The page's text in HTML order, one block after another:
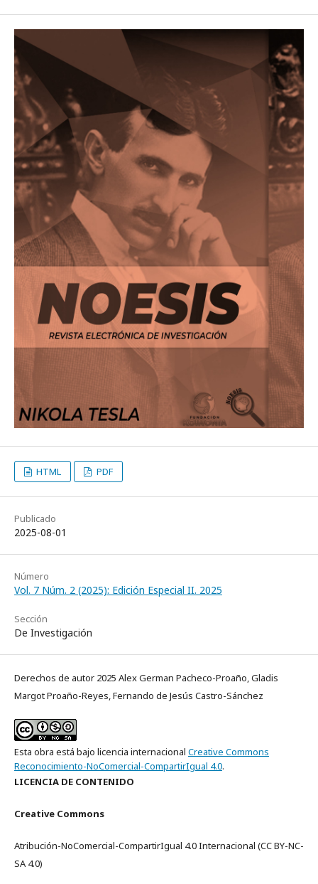
HTML PDF
Publicado
2025-08-01
Número
Vol. 7 Núm. 2 (2025): Edición Especial II. 2025
Sección
De Investigación
Derechos de autor 2025 Alex German Pacheco-Proaño, Gladis
Margot Proaño-Reyes, Fernando de Jesús Castro-Sánchez
Esta obra está bajo licencia internacional Creative Commons
Reconocimiento-NoComercial-CompartirIgual 4.0.
LICENCIA DE CONTENIDO
Creative Commons
Atribución-NoComercial-CompartirIgual 4.0 Internacional (CC BY-NC-
SA 4.0)